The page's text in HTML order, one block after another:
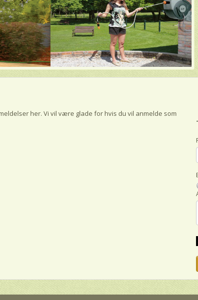
her. Vi vil være glade for hvis du vil anmelde som